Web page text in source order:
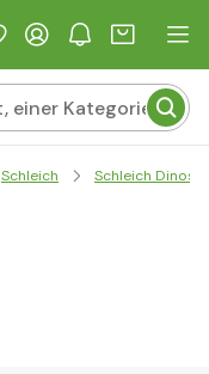
Schleich Schleich